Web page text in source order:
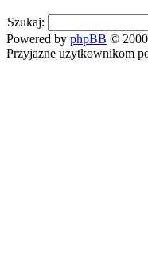
Szukaj:
Powered by phpBB ©
Przyjazne użytkownikom